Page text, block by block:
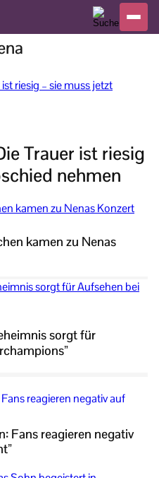
Trauer ist riesig
nehmen
kamen zu Nenas
sorgt für
Fans reagieren negativ